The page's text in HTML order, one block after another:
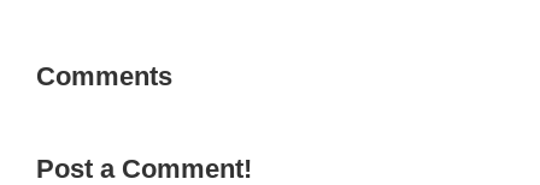
Comments
Post a Comment!